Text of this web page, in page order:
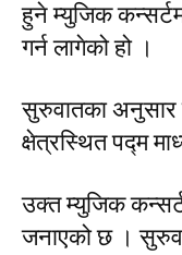
हुने म्युजिक
गर्न लागेको हो ।
सुरुवातका अनुसार
क्षेत्रस्थित पद्म
उक्त म्युजिक
जनाएको छ ।